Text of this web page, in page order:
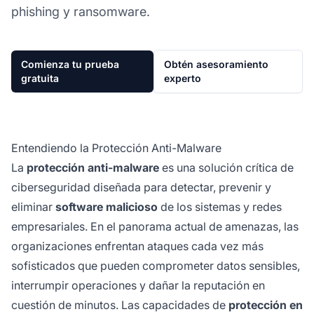
phishing y ransomware.
Comienza tu prueba
gratuita
Obtén asesoramiento
experto
Entendiendo la Protección Anti-Malware
La protección anti-malware es una solución crítica de
ciberseguridad diseñada para detectar, prevenir y
eliminar software malicioso de los sistemas y redes
empresariales. En el panorama actual de amenazas, las
organizaciones enfrentan ataques cada vez más
sofisticados que pueden comprometer datos sensibles,
interrumpir operaciones y dañar la reputación en
cuestión de minutos. Las capacidades de protección en